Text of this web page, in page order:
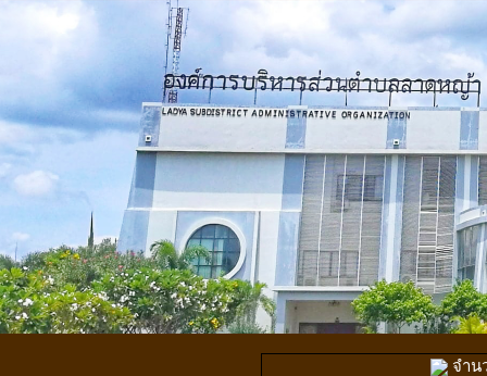
จำน